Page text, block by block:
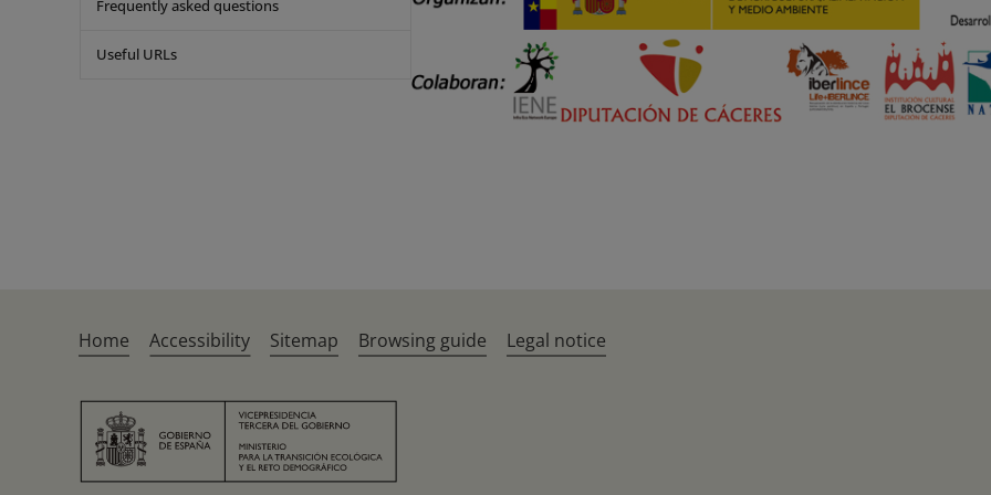
Frequently asked questions
Useful URLs
Home Accessibility Sitemap Browsing guide Legal notice